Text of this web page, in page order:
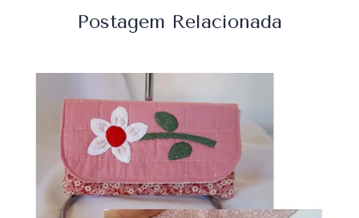
Postagem Relacionada